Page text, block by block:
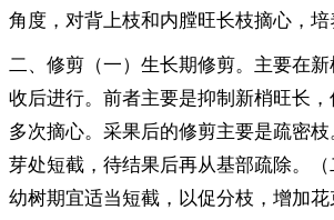
角度，对背上枝和内膛旺长枝摘心，培
二、修剪（一）生长期修剪。主要在
收后进行。前者主要是抑制新梢旺长
多次摘心。采果后的修剪主要是疏密
芽处短截，待结果后再从基部疏除。（
幼树期宜适当短截，以促分枝，增加